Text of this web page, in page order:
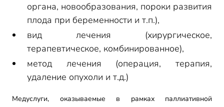
органа, новообразования, пороки развития
плода при беременности и т.п.),
вид лечения (хирургическое,
терапевтическое, комбинированное),
метод лечения (операция, терапия,
удаление опухоли и т.д.)
Медуслуги, оказываемые в рамках паллиативной